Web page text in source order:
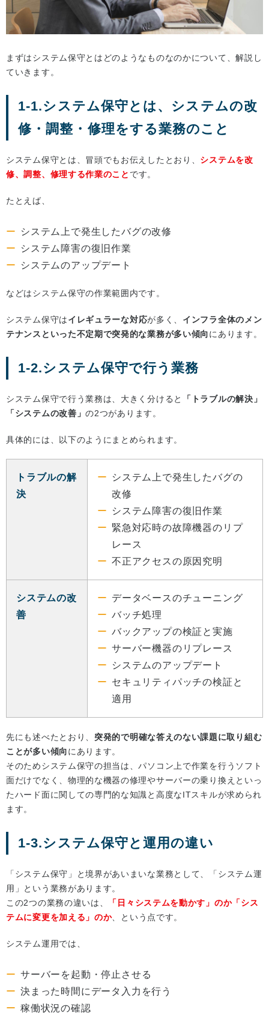
まずはシステム保守とはどのようなものなのかについて、解説し
ていきます。
1-1.システム保守とは、システムの改
修・調整・修理をする業務のこと
システム保守とは、冒頭でもお伝えしたとおり、 システムを改
修、調整、修理する作業のこと です。
たとえば、
システム上で発生したバグの改修
システム障害の復旧作業
システムのアップデート
などはシステム保守の作業範囲内です。
システム保守はイレギュラーな対応が多く、 インフラ全体のメン
テナンスといった不定期で突発的な業務が多い傾向にあります。
1-2.システム保守で行う業務
システム保守で行う業務は、大きく分けると
「トラブルの解決」
「システムの改善」の2つがあります。
具体的には、以下のようにまとめられます。
トラブルの解
決
システム上で発生したバグの
改修
システム障害の復旧作業
緊急対応時の故障機器のリプ
レース
不正アクセスの原因究明
システムの改
善
データベースのチューニング
バッチ処理
バックアップの検証と実施
サーバー機器のリプレース
システムのアップデート
セキュリティパッチの検証と
適用
先にも述べたとおり、 突発的で明確な答えのない課題に取り組む
ことが多い傾向にあります。
そのためシステム保守の担当は、パソコン上で作業を行うソフト
面だけでなく、物理的な機器の修理やサーバーの乗り換えといっ
たハード面に関しての専門的な知識と高度なITスキルが求められ
ます。
1-3.システム保守と運用の違い
「システム保守」と境界があいまいな業務として、「システム運
用」という業務があります。
この2つの業務の違いは、
「日々システムを動かす」のか「シス
テムに変更を加える」のか、という点です。
システム運用では、
サーバーを起動・停止させる
決まった時間にデータ入力を行う
稼働状況の確認